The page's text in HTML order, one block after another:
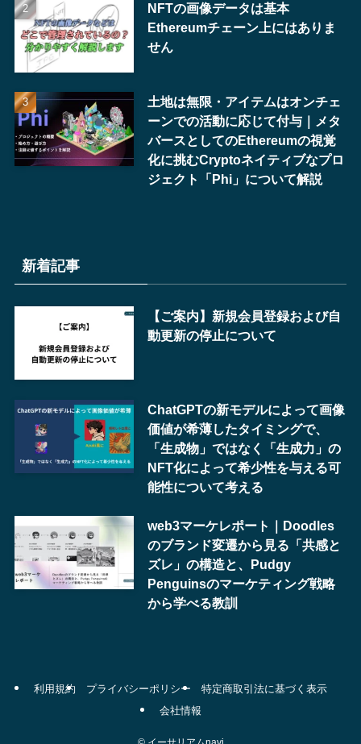
NFTの画像データは基本
Ethereumチェーン上にはありま
せん
土地は無限・アイテムはオンチェ
ーンでの活動に応じて付与｜メタ
バースとしてのEthereumの視覚
化に挑むCryptoネイティブなプロ
ジェクト「Phi」について解説
新着記事
【ご案内】新規会員登録および自
動更新の停止について
ChatGPTの新モデルによって画像
価値が希薄したタイミングで、
「生成物」ではなく「生成力」の
NFT化によって希少性を与える可
能性について考える
web3マーケレポート｜Doodles
のブランド変遷から見る「共感と
ズレ」の構造と、Pudgy
Penguinsのマーケティング戦略
から学べる教訓
利用規約 プライバシーポリシー
特定商取引法に基づく表示
会社情報